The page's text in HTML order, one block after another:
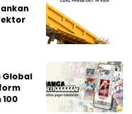
Global